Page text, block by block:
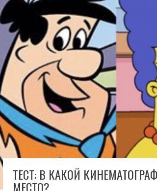
ТЕСТ: В КАКОЙ
МЕСТО?